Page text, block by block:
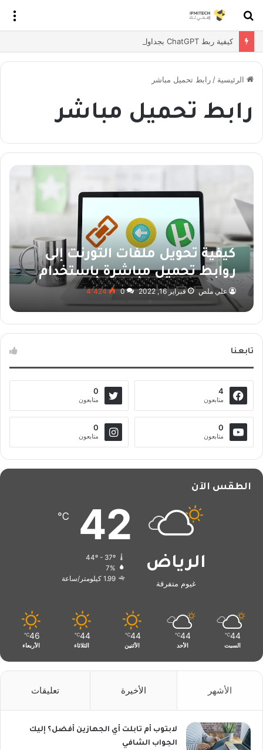
بحث
عن
كيفية ربط ChatGPT بجداول بيانات Google
الرئيسية / رابط تحميل مباشر
رابط تحميل مباشر
كيفية تحويل ملفات التورنت إلى
روابط تحميل مباشرة باستخدام
موقع Seedr
علي ملص فبراير 16, 2022 0 4٬424
تابعنا
4
متابعون
0
متابعون
0
متابعون
0
متابعون
الطقس الآن
الرياض
غيوم متفرقة
42
℃
44º - 37º
7%
1.99 كيلومتر/ساعة
44
℃
السبت
44
℃
الأحد
44
℃
الأثنين
44
℃
الثلاثاء
46
℃
الأربعاء
الأشهر الأخيرة تعليقات
لابتوب أم تابلت أي الجهازين أفضل؟ إليك
الجواب الشافي